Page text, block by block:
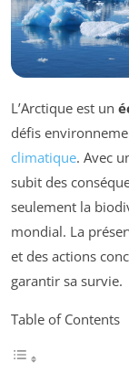
L’Arctique est un
défis
climatique. Avec
subit des
seulement la
mondial. La
et des actions
garantir sa survie.
Table of Contents